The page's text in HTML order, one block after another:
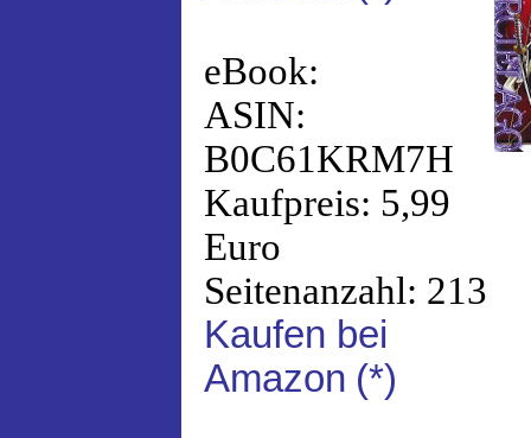
eBook:
ASIN:
B0C61KRM7H
Kaufpreis: 5,99
Euro
Seitenanzahl: 213
Kaufen bei
Amazon (*)